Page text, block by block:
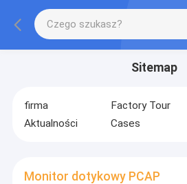
Sitemap
firma Factory Tour
Aktualności
Cases
Monitor dotykowy PCAP